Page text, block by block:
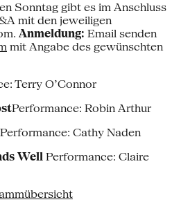
Sonntag gibt es im Anschluss
mit den jeweiligen
Anmeldung: Email senden
mit Angabe des gewünschten
Terry O’Connor
Performance: Robin Arthur
Performance: Cathy Naden
Well Performance: Claire